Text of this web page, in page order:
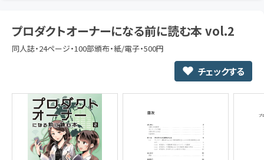
プロダクトオーナーになる前に読む本 vol.2
同人誌・24ページ・100部頒布・紙/電子・500円
チェックする